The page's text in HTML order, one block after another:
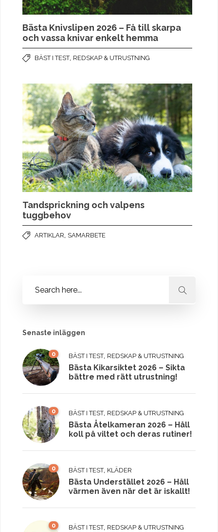
Bästa Knivslipen 2026 – Få till skarpa
och vassa knivar enkelt hemma
BÄST I TEST, REDSKAP & UTRUSTNING
Tandsprickning och valpens
tuggbehov
ARTIKLAR, SAMARBETE
Senaste inläggen
0 BÄST I TEST, REDSKAP & UTRUSTNING
Bästa Kikarsiktet 2026 – Sikta
bättre med rätt utrustning!
0 BÄST I TEST, REDSKAP & UTRUSTNING
Bästa Åtelkameran 2026 – Håll
koll på viltet och deras rutiner!
0 BÄST I TEST, KLÄDER
Bästa Understället 2026 – Håll
värmen även när det är iskallt!
0 BÄST I TEST, REDSKAP & UTRUSTNING